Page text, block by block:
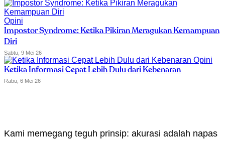
Opini
Impostor Syndrome: Ketika Pikiran Meragukan Kemampuan
Diri
Sabtu, 9 Mei 26
Opini
Ketika Informasi Cepat Lebih Dulu dari Kebenaran
Rabu, 6 Mei 26
Kami memegang teguh prinsip: akurasi adalah napas